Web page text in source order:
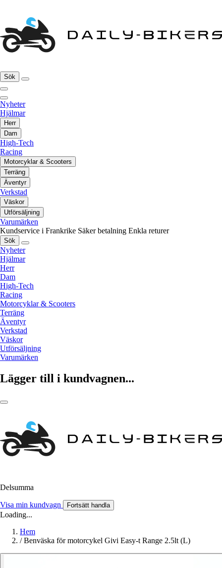
Sök
Nyheter
Hjälmar
Herr
Dam
High-Tech
Racing
Motorcyklar & Scooters
Terräng
Äventyr
Verkstad
Väskor
Utförsäljning
Varumärken
Kundservice i Frankrike Säker betalning Enkla returer
Sök
Nyheter
Hjälmar
Herr
Dam
High-Tech
Racing
Motorcyklar & Scooters
Terräng
Äventyr
Verkstad
Väskor
Utförsäljning
Varumärken
Lägger till i kundvagnen...
Delsumma
Visa min kundvagn Fortsätt handla
Loading...
Hem
/ Benväska för motorcykel Givi Easy-t Range 2.5lt (L)